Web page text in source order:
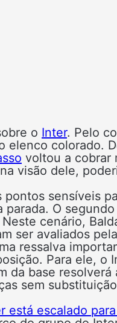
o Inter. Pelo
elenco colorado.
voltou a cobrar
visão dele,
sensíveis
O
cenário,
ser avaliados
ressalva
Para ele, o
base resolverá
sem
escalado